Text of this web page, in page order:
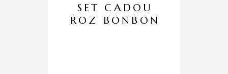
SET CADOU
ROZ BONBON